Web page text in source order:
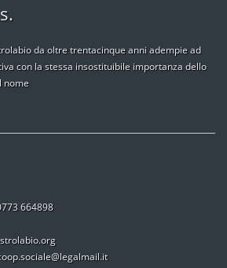
da oltre trentacinque anni adempie ad
con la stessa insostituibile importanza dello
nome
664898